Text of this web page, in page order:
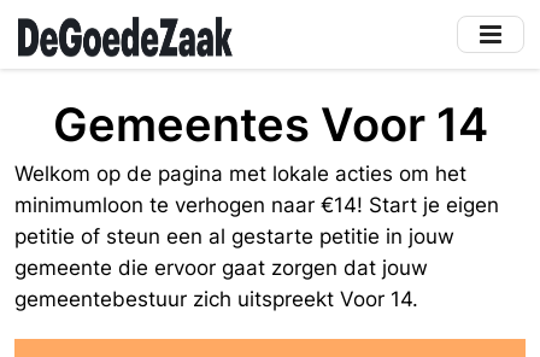
Skip
main
contentGemeentes Voor 14
Welkom op de pagina met lokale acties om het
minimumloon te verhogen naar €14! Start je eigen
petitie of steun een al gestarte petitie in jouw
gemeente die ervoor gaat zorgen dat jouw
gemeentebestuur zich uitspreekt Voor 14.